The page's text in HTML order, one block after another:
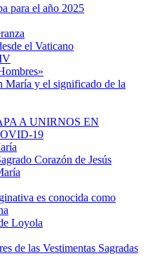
para el año 2025
el Vaticano
María y el significado de la
A UNIRNOS EN
19
Corazón de Jesús
es conocida como
Loyola
de las Vestimentas Sagradas